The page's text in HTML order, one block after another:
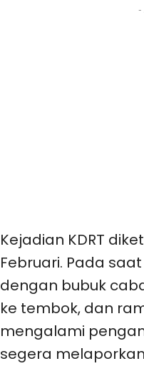
-
Kejadian KDRT
Februari. Pada
dengan bubuk
ke tembok, dan
mengalami
segera